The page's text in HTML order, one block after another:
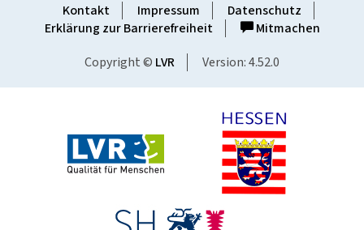
Kontakt Impressum
Datenschutz
Erklärung zur Barrierefreiheit
Mitmachen
Copyright © LVR Version: 4.52.0